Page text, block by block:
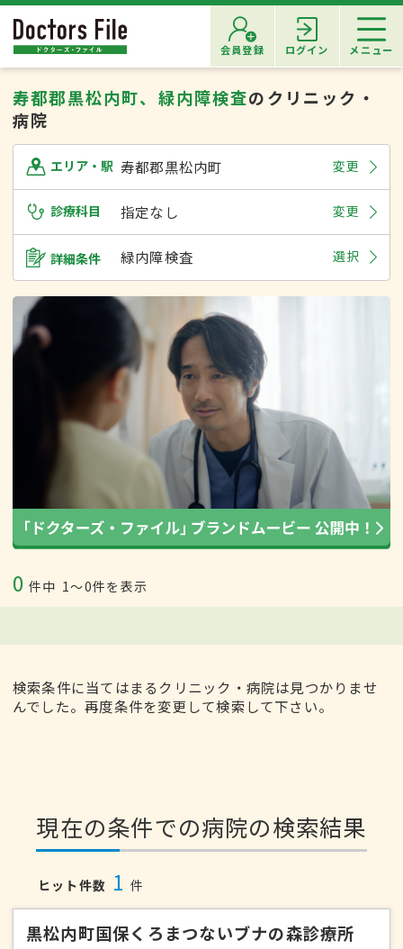
会員登録 ログイン メニュー
寿都郡黒松内町、緑内障検査のクリニック・
病院
エリア・駅 寿都郡黒松内町 変更
診療科目 指定なし 変更
詳細条件 緑内障検査 選択
0 件中 1〜0件を表示
検索条件に当てはまるクリニック・病院は見つかりませ
んでした。再度条件を変更して検索して下さい。
現在の条件での病院の検索結果
ヒット件数 1 件
黒松内町国保くろまつないブナの森診療所